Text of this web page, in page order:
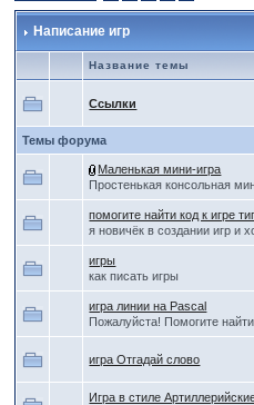
Написание игр
Название темы
Ссылки
Темы форума
Маленькая мини-игра
Простенькая консольная
помогите найти код к игре
я новичёк в создании игр и
игры
как писать игры
игра линии на Pascal
Пожалуйста! Помогите
игра Отгадай слово
Игра в стиле